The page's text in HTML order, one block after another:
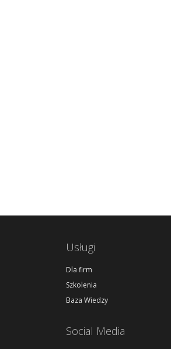
Usługi
Dla firm
Szkolenia
Baza Wiedzy
Social Media